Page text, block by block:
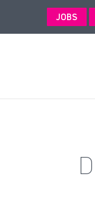
JOBS